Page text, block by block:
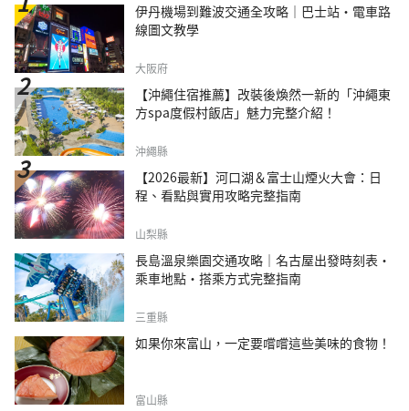
伊丹機場到難波交通全攻略｜巴士站・電車路
線圖文教學
大阪府
【沖繩住宿推薦】改裝後煥然一新的「沖繩東
方spa度假村飯店」魅力完整介紹！
沖繩縣
【2026最新】河口湖＆富士山煙火大會：日
程、看點與實用攻略完整指南
山梨縣
長島溫泉樂園交通攻略｜名古屋出發時刻表・
乘車地點・搭乘方式完整指南
三重縣
如果你來富山，一定要嚐嚐這些美味的食物！
富山縣